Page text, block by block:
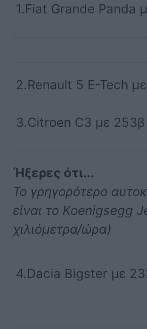
1.Fiat Grande Panda
2.Renault 5 E-Tech
3.Citroen C3 με 253β
Ήξερες ότι...
Το γρηγορότερο
είναι το Koenigsegg
χιλιόμετρα/ώρα)
4.Dacia Bigster με